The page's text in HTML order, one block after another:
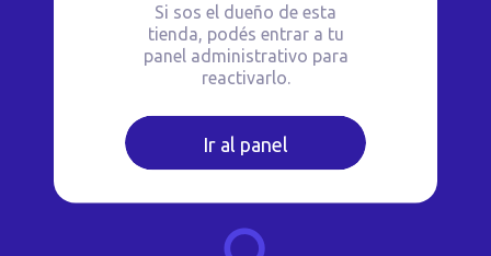
Si sos el dueño de esta
tienda, podés entrar a tu
panel administrativo para
reactivarlo.
Ir al panel